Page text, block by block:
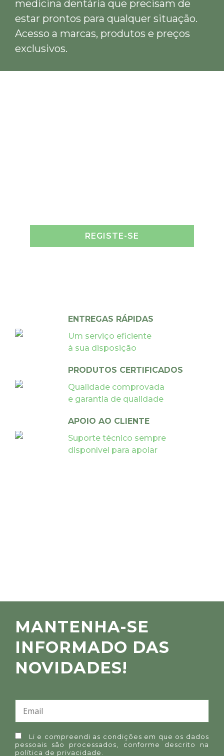
medicina dentária que precisam de
estar prontos para qualquer situação.
Acesso a marcas, produtos e preços
exclusivos.
REGISTE-SE
ENTREGAS RÁPIDAS
Um serviço eficiente
à sua disposição
PRODUTOS CERTIFICADOS
Qualidade comprovada
e garantia de qualidade
APOIO AO CLIENTE
Suporte técnico sempre
disponível para apoiar
MANTENHA-SE
INFORMADO DAS
NOVIDADES!
Li e compreendi as condições em que os dados
pessoais são processados, conforme descrito na
política de privacidade